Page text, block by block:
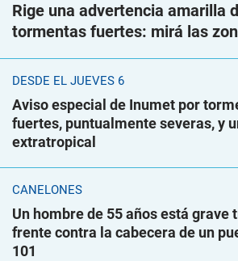
Rige una advertencia amarilla
tormentas fuertes: mirá las
DESDE EL JUEVES 6
Aviso especial de Inumet por
fuertes, puntualmente severas, y
extratropical
CANELONES
Un hombre de 55 años está grave
frente contra la cabecera de un
101